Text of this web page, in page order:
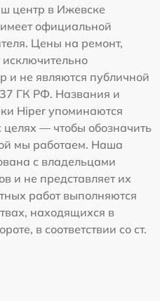
центр в Ижевске
официальной
Цены на ремонт,
и не являются публичной
ГК РФ. Названия и
Hiper упоминаются
— чтобы обозначить
мы работаем. Наша
с владельцами
и не представляет их
работ выполняются
находящихся в
в соответствии со ст.